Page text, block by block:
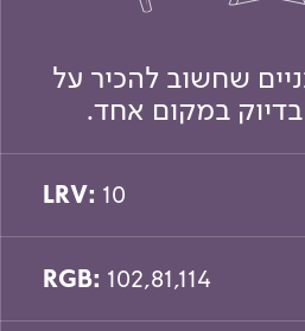
שחשוב להכיר על
במקום אחד.
LRV: 10
RGB: 102,81,114